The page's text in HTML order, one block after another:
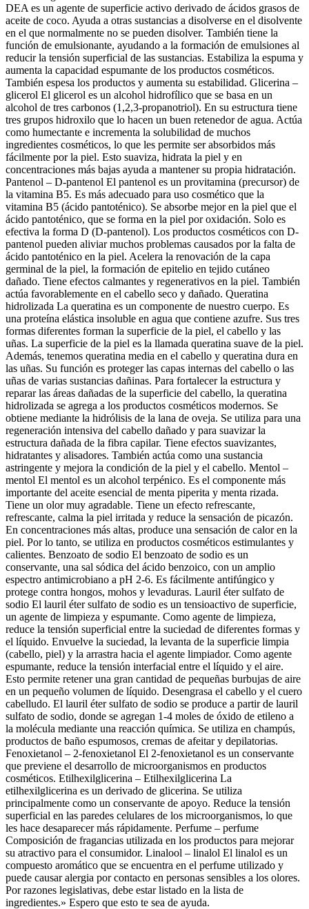
DEA es un agente de superficie activo derivado de ácidos grasos de
aceite de coco. Ayuda a otras sustancias a disolverse en el disolvente
en el que normalmente no se pueden disolver. También tiene la
función de emulsionante, ayudando a la formación de emulsiones al
reducir la tensión superficial de las sustancias. Estabiliza la espuma y
aumenta la capacidad espumante de los productos cosméticos.
También espesa los productos y aumenta su estabilidad. Glicerina –
glicerol El glicerol es un alcohol hidrofílico que se basa en un
alcohol de tres carbonos (1,2,3-propanotriol). En su estructura tiene
tres grupos hidroxilo que lo hacen un buen retenedor de agua. Actúa
como humectante e incrementa la solubilidad de muchos
ingredientes cosméticos, lo que les permite ser absorbidos más
fácilmente por la piel. Esto suaviza, hidrata la piel y en
concentraciones más bajas ayuda a mantener su propia hidratación.
Pantenol – D-pantenol El pantenol es un provitamina (precursor) de
la vitamina B5. Es más adecuado para uso cosmético que la
vitamina B5 (ácido pantoténico). Se absorbe mejor en la piel que el
ácido pantoténico, que se forma en la piel por oxidación. Solo es
efectiva la forma D (D-pantenol). Los productos cosméticos con D-
pantenol pueden aliviar muchos problemas causados por la falta de
ácido pantoténico en la piel. Acelera la renovación de la capa
germinal de la piel, la formación de epitelio en tejido cutáneo
dañado. Tiene efectos calmantes y regenerativos en la piel. También
actúa favorablemente en el cabello seco y dañado. Queratina
hidrolizada La queratina es un componente de nuestro cuerpo. Es
una proteína elástica insoluble en agua que contiene azufre. Sus tres
formas diferentes forman la superficie de la piel, el cabello y las
uñas. La superficie de la piel es la llamada queratina suave de la piel.
Además, tenemos queratina media en el cabello y queratina dura en
las uñas. Su función es proteger las capas internas del cabello o las
uñas de varias sustancias dañinas. Para fortalecer la estructura y
reparar las áreas dañadas de la superficie del cabello, la queratina
hidrolizada se agrega a los productos cosméticos modernos. Se
obtiene mediante la hidrólisis de la lana de oveja. Se utiliza para una
regeneración intensiva del cabello dañado y para suavizar la
estructura dañada de la fibra capilar. Tiene efectos suavizantes,
hidratantes y alisadores. También actúa como una sustancia
astringente y mejora la condición de la piel y el cabello. Mentol –
mentol El mentol es un alcohol terpénico. Es el componente más
importante del aceite esencial de menta piperita y menta rizada.
Tiene un olor muy agradable. Tiene un efecto refrescante,
refrescante, calma la piel irritada y reduce la sensación de picazón.
En concentraciones más altas, produce una sensación de calor en la
piel. Por lo tanto, se utiliza en productos cosméticos estimulantes y
calientes. Benzoato de sodio El benzoato de sodio es un
conservante, una sal sódica del ácido benzoico, con un amplio
espectro antimicrobiano a pH 2-6. Es fácilmente antifúngico y
protege contra hongos, mohos y levaduras. Lauril éter sulfato de
sodio El lauril éter sulfato de sodio es un tensioactivo de superficie,
un agente de limpieza y espumante. Como agente de limpieza,
reduce la tensión superficial entre la suciedad de diferentes formas y
el líquido. Envuelve la suciedad, la levanta de la superficie limpia
(cabello, piel) y la arrastra hacia el agente limpiador. Como agente
espumante, reduce la tensión interfacial entre el líquido y el aire.
Esto permite retener una gran cantidad de pequeñas burbujas de aire
en un pequeño volumen de líquido. Desengrasa el cabello y el cuero
cabelludo. El lauril éter sulfato de sodio se produce a partir de lauril
sulfato de sodio, donde se agregan 1-4 moles de óxido de etileno a
la molécula mediante una reacción química. Se utiliza en champús,
productos de baño espumosos, cremas de afeitar y depilatorias.
Fenoxietanol – 2-fenoxietanol El 2-fenoxietanol es un conservante
que previene el desarrollo de microorganismos en productos
cosméticos. Etilhexilglicerina – Etilhexilglicerina La
etilhexilglicerina es un derivado de glicerina. Se utiliza
principalmente como un conservante de apoyo. Reduce la tensión
superficial en las paredes celulares de los microorganismos, lo que
les hace desaparecer más rápidamente. Perfume – perfume
Composición de fragancias utilizada en los productos para mejorar
su atractivo para el consumidor. Linalool – linalol El linalol es un
compuesto aromático que se encuentra en el perfume utilizado y
puede causar alergia por contacto en personas sensibles a los olores.
Por razones legislativas, debe estar listado en la lista de
ingredientes.» Espero que esto te sea de ayuda.